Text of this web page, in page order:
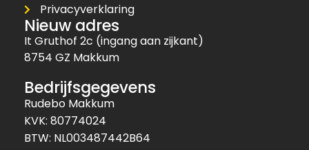
Privacyverklaring
Nieuw adres
It Gruthof 2c (ingang aan zijkant)
8754 GZ Makkum
Bedrijfsgegevens
Rudebo Makkum
KVK: 80774024
BTW: NL003487442B64